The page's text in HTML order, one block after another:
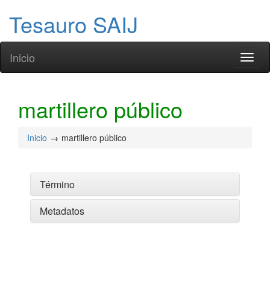
Tesauro SAIJ
Inicio
martillero público
Inicio martillero público
Término
Metadatos